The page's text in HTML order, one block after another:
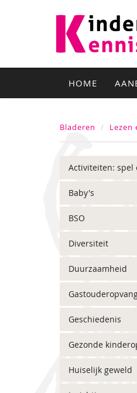
HOME
Bladeren Lezen
Activiteiten: spel
Baby's
BSO
Diversiteit
Duurzaamheid
Geschiedenis
Gezonde
Huiselijk geweld